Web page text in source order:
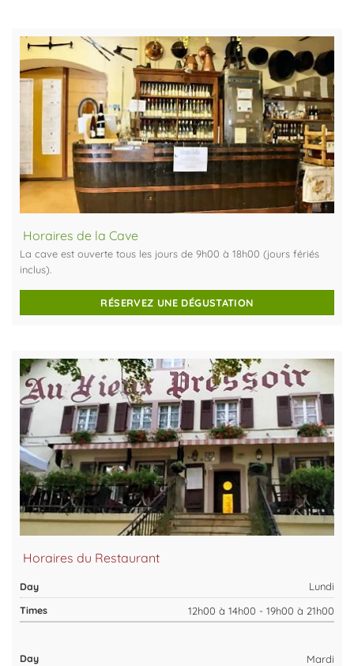
Horaires de la Cave
La cave est ouverte tous les jours de 9h00 à 18h00 (jours fériés
inclus).
RÉSERVEZ UNE DÉGUSTATION
Horaires du Restaurant
Lundi
12h00 à 14h00 - 19h00 à 21h00
Mardi